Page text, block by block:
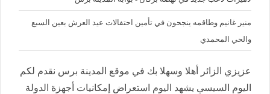
منير غانيم وطاقمه ينجحون في تأمين احتفالات عيد العرش بعين السبع
والحي المحمدي
عزيزي الزائر أهلا وسهلا بك في موقع المدينة برس نقدم لكم
اليوم السيسي يشهد اليوم استعراض إمكانيات أجهزة الدولة